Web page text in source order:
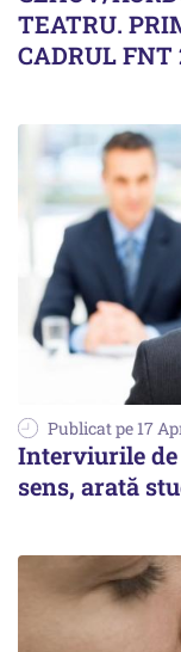
TEATRU.
CADRUL FNT
Publicat pe 17
Interviurile
sens, arată